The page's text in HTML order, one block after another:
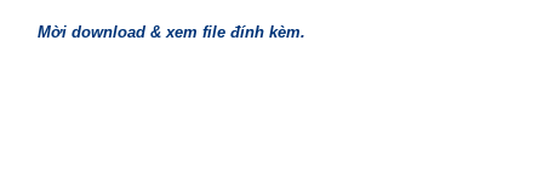
Mời download & xem file đính kèm.